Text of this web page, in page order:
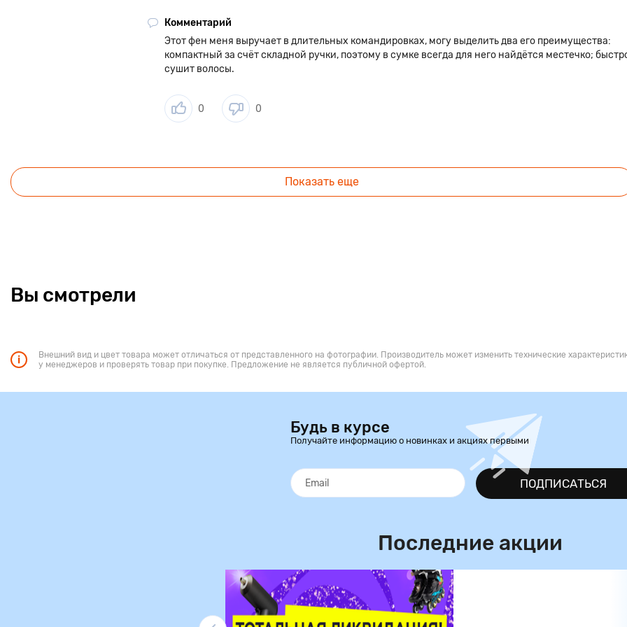
Комментарий
Этот фен меня выручает в длительных командировках, могу выделить два его преимущества:
компактный за счёт складной ручки, поэтому в сумке всегда для него найдётся местечко;
сушит волосы.
0 0
Показать еще
Вы смотрели
Внешний вид и цвет товара может отличаться от представленного на фотографии. Производитель может изменить технические
у менеджеров и проверять товар при покупке. Предложение не является публичной офертой.
Будь в курсе
Получайте информацию о новинках и акциях первыми
ПОДПИСАТЬСЯ
Последние акции